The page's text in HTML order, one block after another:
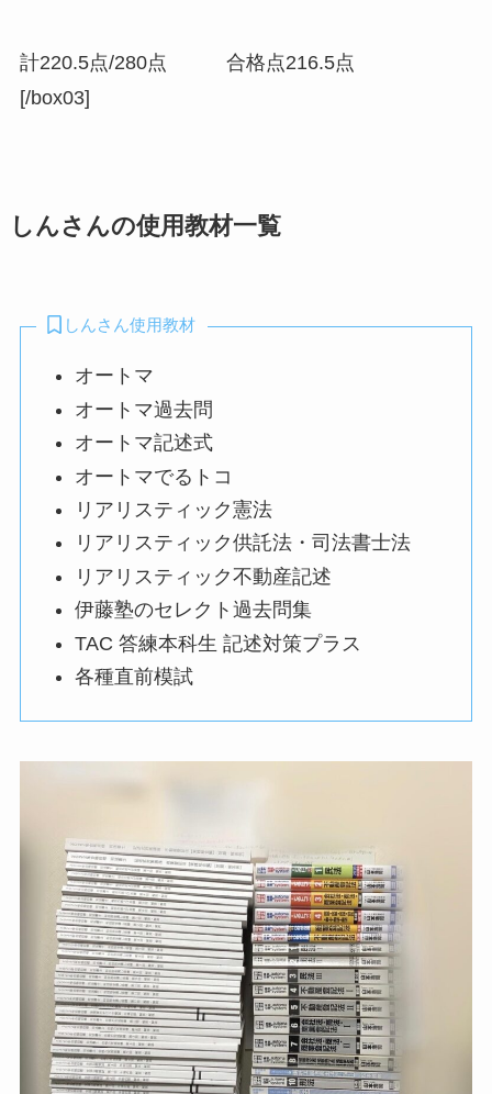
計220.5点/280点 合格点216.5点
[/box03]
しんさんの使用教材一覧
しんさん使用教材
オートマ
オートマ過去問
オートマ記述式
オートマでるトコ
リアリスティック憲法
リアリスティック供託法・司法書士法
リアリスティック不動産記述
伊藤塾のセレクト過去問集
TAC 答練本科⽣ 記述対策プラス
各種直前模試